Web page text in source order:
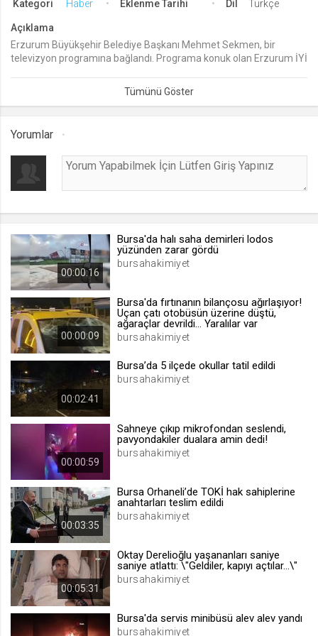
.web.tv
Seçilen dil tercihini tutmak
1 ay
Oturum verisini tutmak
.web.tv
Oturum doğrulama verisi
channelCategories
.web.tv
1 yıl
.web.tv
İsimsiz ziyaretçi için site içeriği
beğenme
voteDislike*
İsimsiz ziyaretçi için site içeriği
beğenmeme
Kategori Haber Eklenme Tarihi Dil Türkçe
Açıklama
Erzurum Büyükşehir Belediye Başkanı Mehmet Sekmen, bir
televizyon programına bağlandı. Programa konuk olan Erzurum İYİ
tansiyonun yükselmesiyle küfür etti. Sunucunun araya girmesiyle
susan Sekmen daha sonra "Hayırlı akşamlar" diyerek bağlantıyı
Yorumlar
00:00:16
Bursa'da halı saha demirleri lodos
yüzünden zarar gördü
bursahakimiyet
00:00:09
Bursa'da fırtınanın bilançosu ağırlaşıyor!
Uçan çatı otobüsün üzerine düştü,
ağaraçlar devrildi... Yaralılar var
bursahakimiyet
00:02:41
Bursa’da 5 ilçede okullar tatil edildi
bursahakimiyet
00:00:59
Sahneye çıkıp mikrofondan seslendi,
pavyondakiler dualara amin dedi!
bursahakimiyet
00:03:35
Bursa Orhaneli’de TOKİ hak sahiplerine
anahtarları teslim edildi
bursahakimiyet
00:05:31
Oktay Derelioğlu yaşananları saniye
saniye atlattı: \"Geldiler, kapıyı açtılar...\"
bursahakimiyet
Bursa'da servis minibüsü alev alev yandı
bursahakimiyet